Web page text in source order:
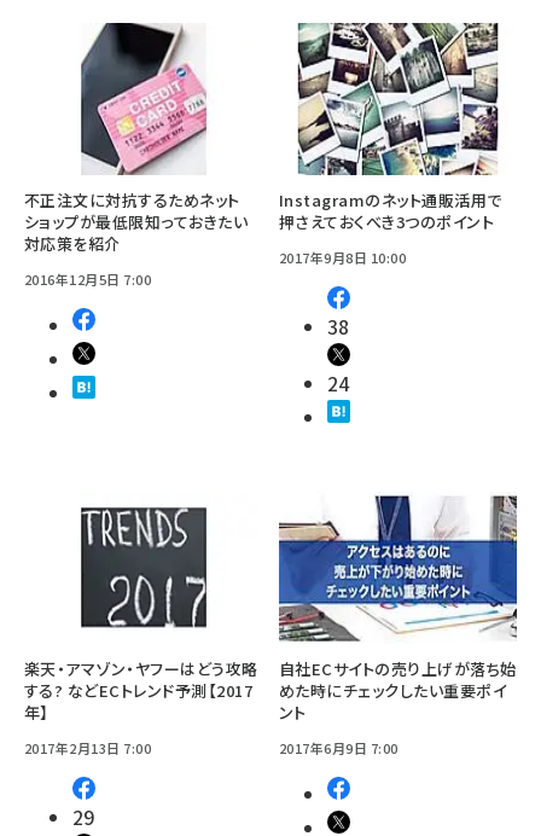
不正注文に対抗するためネット
ショップが最低限知っておきたい
対応策を紹介
2016年12月5日 7:00
Instagramのネット通販活用で
押さえておくべき3つのポイント
2017年9月8日 10:00
38
24
楽天・アマゾン・ヤフーはどう攻略
する? などECトレンド予測【2017
年】
2017年2月13日 7:00
29
自社ECサイトの売り上げが落ち始
めた時にチェックしたい重要ポイ
ント
2017年6月9日 7:00